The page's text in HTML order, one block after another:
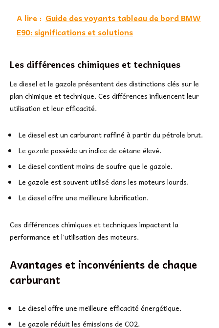
A lire : Guide des voyants tableau de bord BMW
E90: significations et solutions
Les différences chimiques et techniques
Le diesel et le gazole présentent des distinctions clés sur le
plan chimique et technique. Ces différences influencent leur
utilisation et leur efficacité.
Le diesel est un carburant raffiné à partir du pétrole brut.
Le gazole possède un indice de cétane élevé.
Le diesel contient moins de soufre que le gazole.
Le gazole est souvent utilisé dans les moteurs lourds.
Le diesel offre une meilleure lubrification.
Ces différences chimiques et techniques impactent la
performance et l’utilisation des moteurs.
Avantages et inconvénients de chaque
carburant
Le diesel offre une meilleure efficacité énergétique.
Le gazole réduit les émissions de CO2.